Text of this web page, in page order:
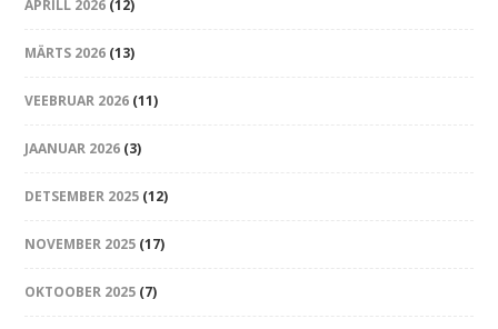
APRILL 2026 (12)
MÄRTS 2026 (13)
VEEBRUAR 2026 (11)
JAANUAR 2026 (3)
DETSEMBER 2025 (12)
NOVEMBER 2025 (17)
OKTOOBER 2025 (7)